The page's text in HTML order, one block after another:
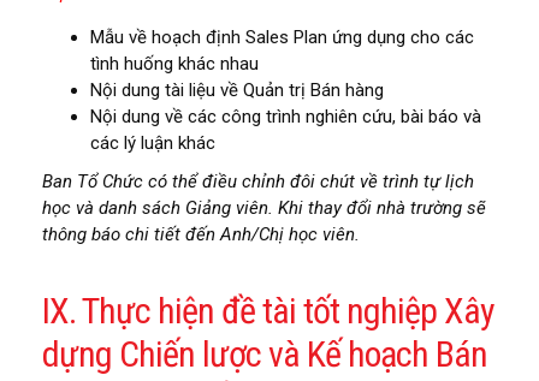
Mẫu về hoạch định Sales Plan ứng dụng cho các
tình huống khác nhau
Nội dung tài liệu về Quản trị Bán hàng
Nội dung về các công trình nghiên cứu, bài báo và
các lý luận khác
Ban Tổ Chức có thể điều chỉnh đôi chút về trình tự lịch
học và danh sách Giảng viên. Khi thay đổi nhà trường sẽ
thông báo chi tiết đến Anh/Chị học viên.
IX. Thực hiện đề tài tốt nghiệp Xây
dựng Chiến lược và Kế hoạch Bán